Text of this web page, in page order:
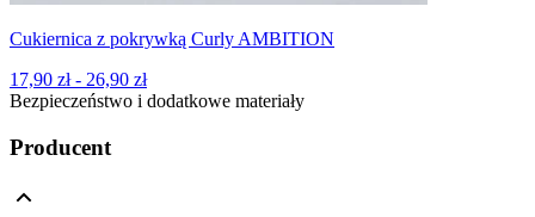
Cukiernica z pokrywką Curly AMBITION
17,90 zł - 26,90 zł
Bezpieczeństwo i dodatkowe materiały
Producent